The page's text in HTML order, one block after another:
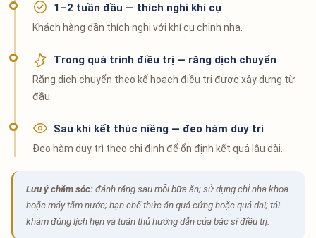
1–2 tuần đầu — thích nghi khí cụ
Khách hàng dần thích nghi với khí cụ chỉnh nha.
Trong quá trình điều trị — răng dịch chuyển
Răng dịch chuyển theo kế hoạch điều trị được xây dựng từ
đầu.
Sau khi kết thúc niềng — đeo hàm duy trì
Đeo hàm duy trì theo chỉ định để ổn định kết quả lâu dài.
Lưu ý chăm sóc:đánh răng sau mỗi bữa ăn; sử dụng chỉ nha khoa
hoặc máy tăm nước; hạn chế thức ăn quá cứng hoặc quá dai; tái
khám đúng lịch hẹn và tuân thủ hướng dẫn của bác sĩ điều trị.